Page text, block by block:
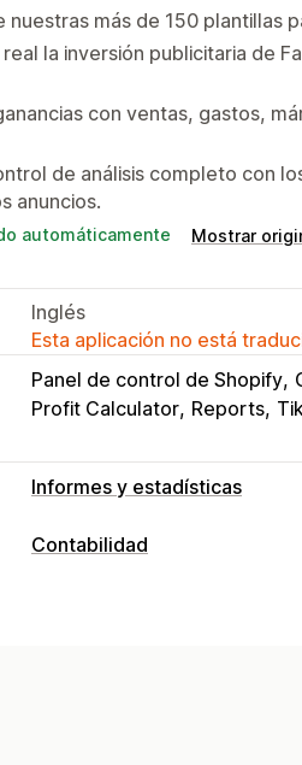
nuestras más de 150 plantillas
la inversión publicitaria de
con ventas, gastos,
de análisis completo con
anuncios.
automáticamente Mostrar
Inglés
Esta aplicación no está
Panel de control de Shopify
Profit Calculator Reports
Informes y estadísticas
Marketing y ventas
Contabilidad